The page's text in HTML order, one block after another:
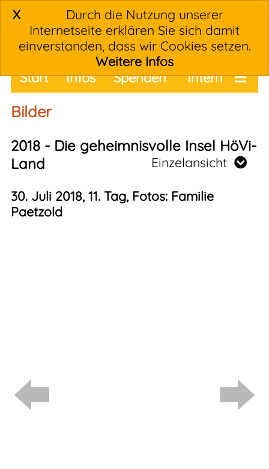
X
Durch die Nutzung unserer
Internetseite erklären Sie sich damit
einverstanden, dass wir Cookies setzen.
Weitere Infos
Intern
Start Infos
Spenden
Termine
Bilder
2018 - Die geheimnisvolle Insel HöVi-
Land
Einzelansicht
30. Juli 2018, 11. Tag, Fotos: Familie
Paetzold